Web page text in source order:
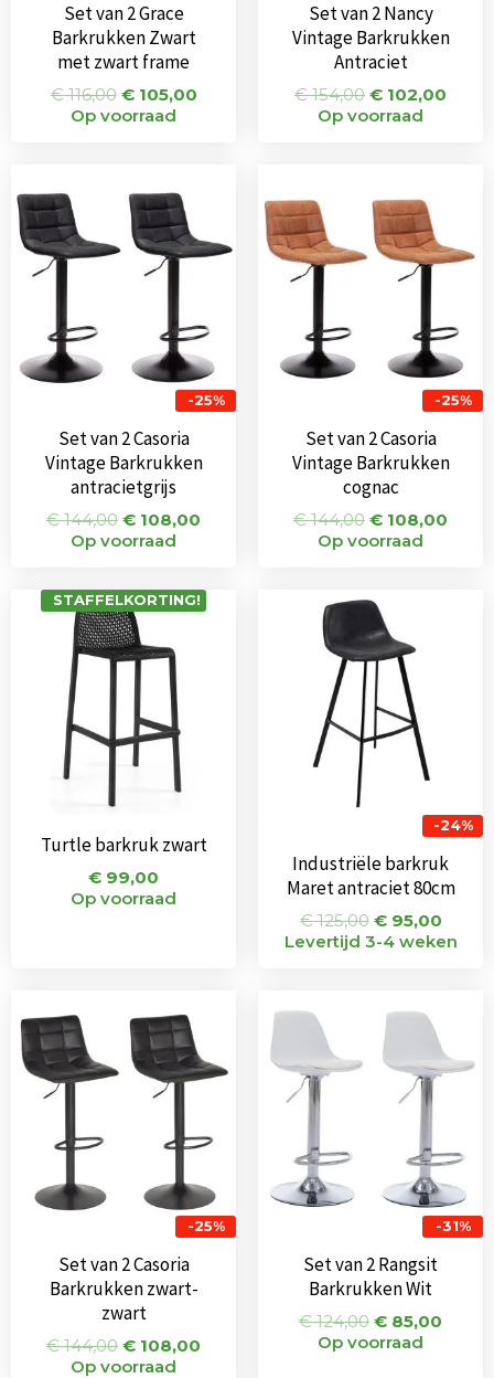
Set van 2 Grace
Barkrukken Zwart
met zwart frame
€116,00 €105,00
Op voorraad
Set van 2 Nancy
Vintage Barkrukken
Antraciet
€154,00 € 102,00
Op voorraad
-25%
Set van 2 Casoria
Vintage Barkrukken
antracietgrijs
€144,00
prijs
was:
€ 144,00.
€ 108,00
€ 108,00.
Op voorraad
-25%
Set van 2 Casoria
Vintage Barkrukken
cognac
€144,00
prijs
was:
€ 144,00.
€ 108,00
Op voorraad
STAFFELKORTING!
Turtle barkruk zwart
€ 99,00
Op voorraad
-24%
Industriële barkruk
Maret antraciet 80cm
€125,00
prijs
was:
€ 125,00.
€95,00
Levertijd 3-4 weken
-25%
Set van 2 Casoria
Barkrukken zwart-
zwart
€144,00
prijs
was:
€ 144,00.
€ 108,00
€ 108,00.
Op voorraad
-31%
Set van 2 Rangsit
Barkrukken Wit
€124,00
prijs
was:
€ 124,00.
€ 85,00
€
Op voorraad